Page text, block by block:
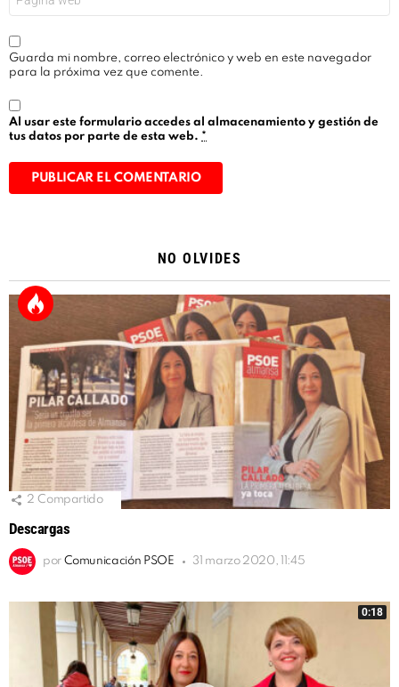
Guarda mi nombre, correo electrónico y web en este navegador
para la próxima vez que comente.
Al usar este formulario accedes al almacenamiento y gestión de
tus datos por parte de esta web. *
NO OLVIDES
2 Compartido
Descargas
por Comunicación PSOE 31 marzo 2020, 11:45
0:18